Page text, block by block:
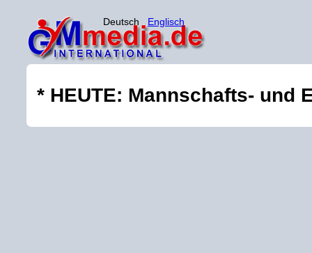
Deutsch Englisch
* HEUTE: Mannschafts- und